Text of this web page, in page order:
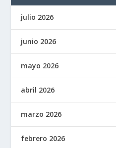
julio 2026
junio 2026
mayo 2026
abril 2026
marzo 2026
febrero 2026